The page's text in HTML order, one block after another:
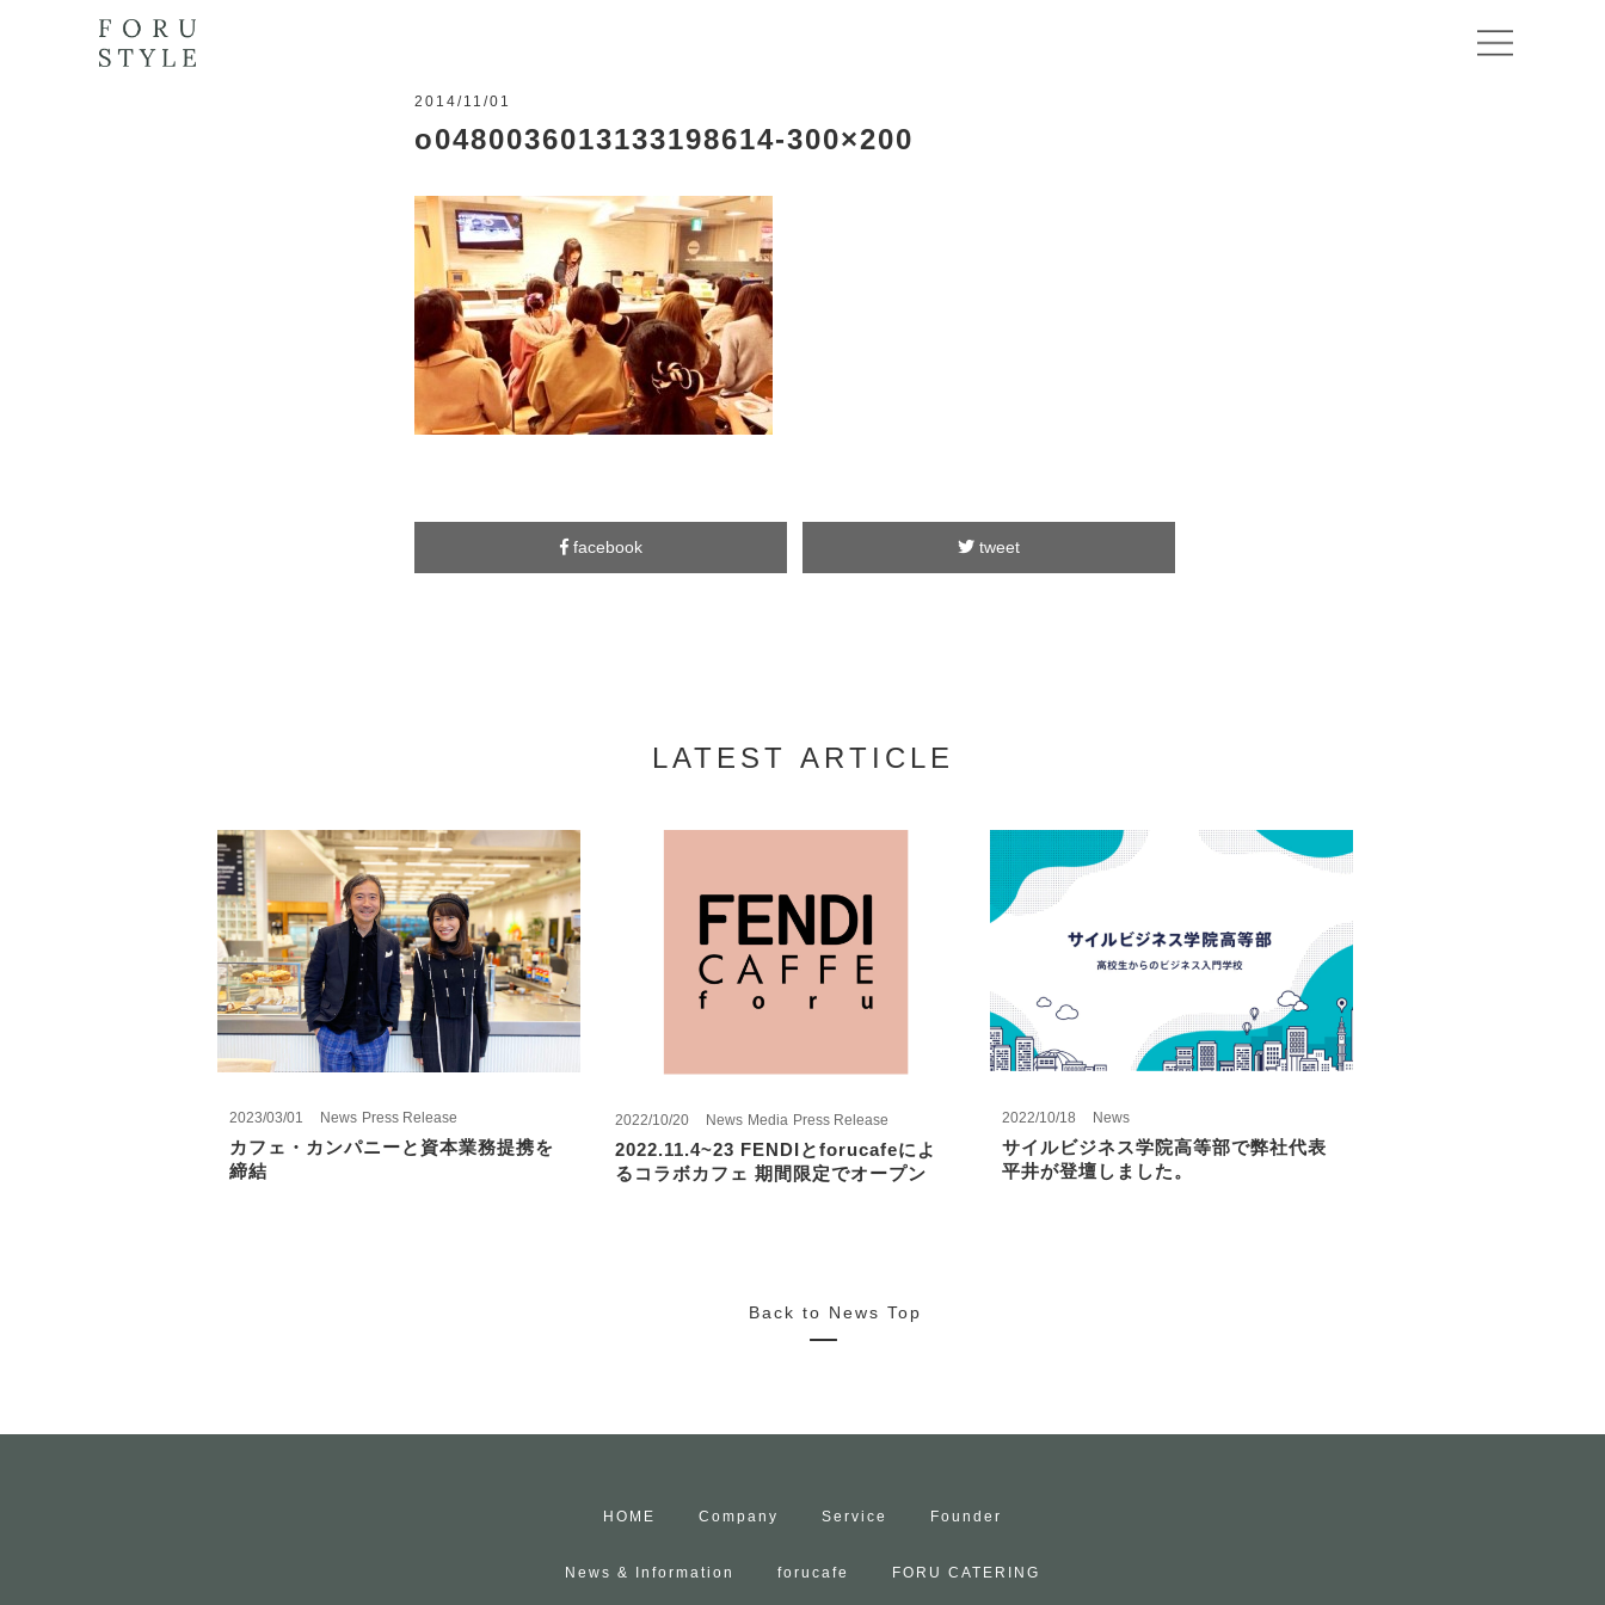
2014/11/01
o0480036013133198614-300×200
facebook tweet
LATEST ARTICLE
2023/03/01 News Press Release
カフェ・カンパニーと資本業務提携を
締結
2022/10/20 News Media Press Release
2022.11.4~23 FENDIとforucafeによ
るコラボカフェ 期間限定でオープン
2022/10/18 News
サイルビジネス学院高等部で弊社代表
平井が登壇しました。
Back to News Top
HOME Company Service Founder
News & Information forucafe FORU CATERING